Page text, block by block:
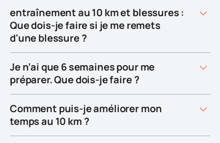
entraînement au 10 km et blessures :
Que dois-je faire si je me remets
d'une blessure ?
Je n’ai que 6 semaines pour me
préparer. Que dois-je faire ?
Comment puis-je améliorer mon
temps au 10 km ?